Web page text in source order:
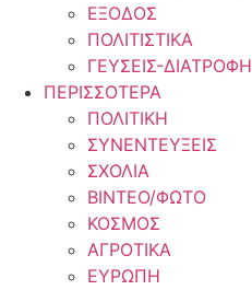
ΕΞΟΔΟΣ
ΠΟΛΙΤΙΣΤΙΚΑ
ΓΕΥΣΕΙΣ-ΔΙΑΤΡΟΦΗ
ΠΕΡΙΣΣΟΤΕΡΑ
ΠΟΛΙΤΙΚΗ
ΣΥΝΕΝΤΕΥΞΕΙΣ
ΣΧΟΛΙΑ
ΒΙΝΤΕΟ/ΦΩΤΟ
ΚΟΣΜΟΣ
ΑΓΡΟΤΙΚΑ
ΕΥΡΩΠΗ